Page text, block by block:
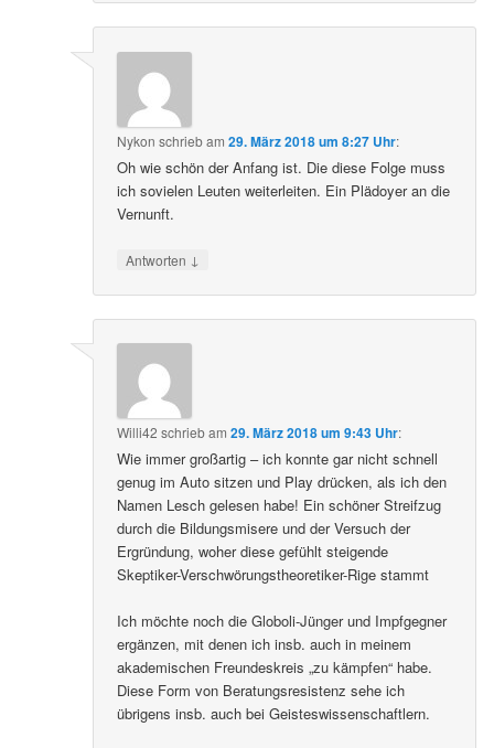
Nykon schriebam29. März 2018 um 8:27 Uhr:
Oh wie schön der Anfang ist. Die diese Folge muss
ich sovielen Leuten weiterleiten. Ein Plädoyer an die
Vernunft.
Antworten ↓
Willi42 schriebam29. März 2018 um 9:43 Uhr:
Wie immer großartig – ich konnte gar nicht schnell
genug im Auto sitzen und Play drücken, als ich den
Namen Lesch gelesen habe! Ein schöner Streifzug
durch die Bildungsmisere und der Versuch der
Ergründung, woher diese gefühlt steigende
Skeptiker-Verschwörungstheoretiker-Rige stammt
Ich möchte noch die Globoli-Jünger und Impfgegner
ergänzen, mit denen ich insb. auch in meinem
akademischen Freundeskreis „zu kämpfen“ habe.
Diese Form von Beratungsresistenz sehe ich
übrigens insb. auch bei Geisteswissenschaftlern.